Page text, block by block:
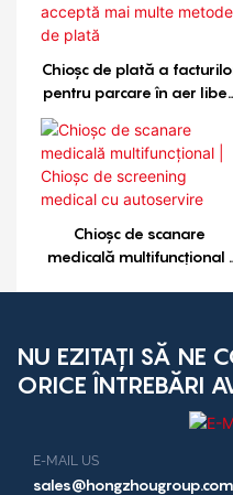
Chioșc de plată a
pentru parcare în aer
multe metode de plată
Chioșc de scanare
medicală multifuncțional |
NU EZITAȚI SĂ NE
ORICE ÎNTREBĂRI
E-MAIL US
sales@hongzhougroup.com